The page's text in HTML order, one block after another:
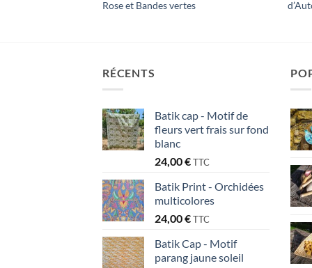
Rose et Bandes vertes
RÉCENTS
Batik cap - Motif de
fleurs vert frais sur fond
blanc
24,00€TTC
Batik Print - Orchidées
multicolores
24,00€TTC
Batik Cap - Motif
parang jaune soleil